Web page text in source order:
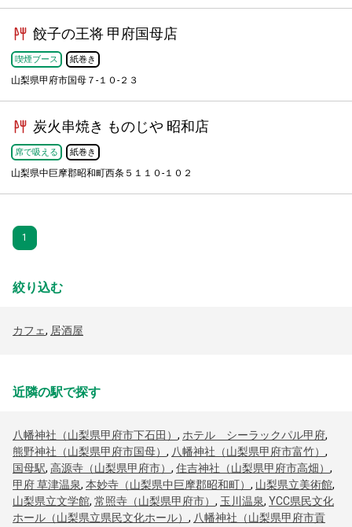
餃子の王将 甲府国母店
喫煙ブース 紙巻き
山梨県甲府市国母７-１０-２３
炭火串焼き ものじや 昭和店
席で吸える 紙巻き
山梨県中巨摩郡昭和町西条５１１０-１０２
1
絞り込む
カフェ, 居酒屋
近隣の駅で探す
八幡神社（山梨県甲府市下石田） , ホテル シーラックパル甲府,
熊野神社（山梨県甲府市国母） , 八幡神社（山梨県甲府市富竹） ,
国母駅, 高源寺（山梨県甲府市） , 住吉神社（山梨県甲府市高畑） ,
甲府 草津温泉, 本妙寺（山梨県中巨摩郡昭和町） , 山梨県立美術館,
山梨県立文学館, 常照寺（山梨県甲府市） , 玉川温泉, YCC県民文化
ホール（山梨県立県民文化ホール） , 八幡神社（山梨県甲府市貢